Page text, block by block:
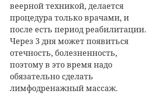
веерной техникой, делается
процедура только врачами, и
после есть период реабилитации.
Через 3 дня может появиться
отечность, болезненность,
поэтому в это время надо
обязательно сделать
лимфодренажный массаж.